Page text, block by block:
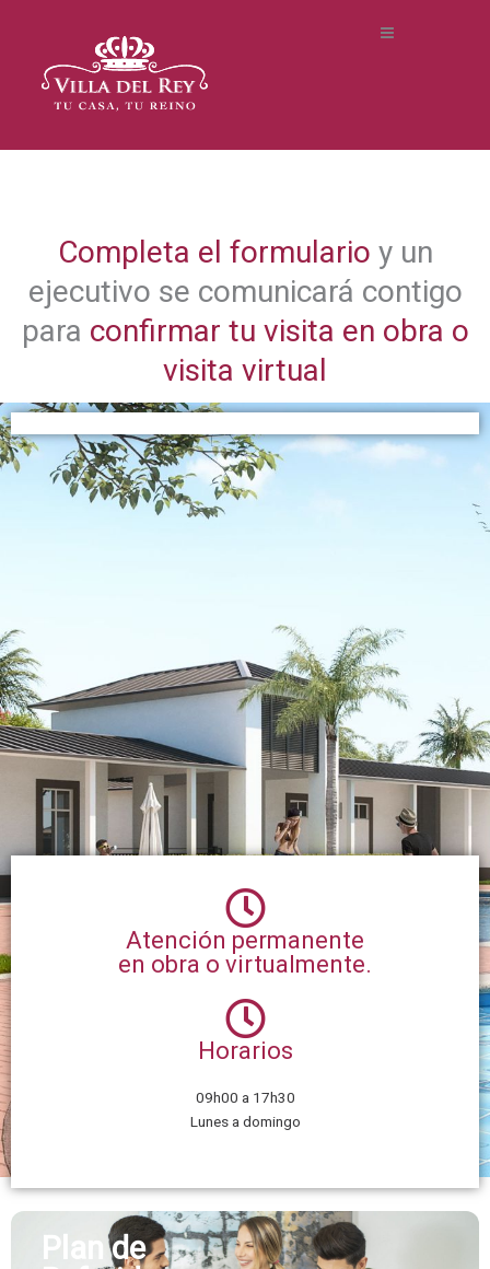
Completa el formulario y un
ejecutivo se comunicará contigo
para confirmar tu visita en obra o
visita virtual
Atención permanente
en obra o virtualmente.
Horarios
09h00 a 17h30
Lunes a domingo
Plan de